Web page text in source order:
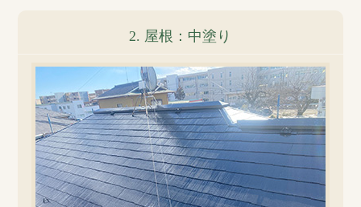
2. 屋根：中塗り